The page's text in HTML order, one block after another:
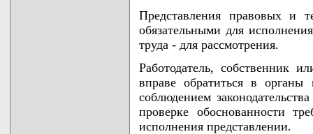
Представления правовых и
обязательными для
труда - для рассмотрения.
Работодатель, собственник
вправе обратиться в органы
соблюдением
проверке обоснованности
исполнения представлении.